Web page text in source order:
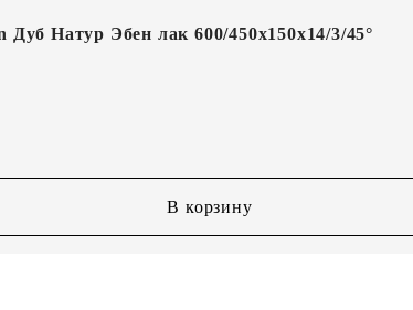
Натур Эбен лак 600/450х150х14/3/45°
В корзину